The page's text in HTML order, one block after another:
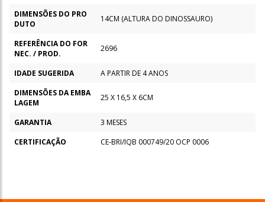
DIMENSÕES DO PRO
DUTO
14CM (ALTURA DO DINOSSAURO)
REFERÊNCIA DO FOR
NEC. / PROD.
2696
IDADE SUGERIDA
A PARTIR DE 4 ANOS
DIMENSÕES DA EMBA
LAGEM
25 X 16,5 X 6CM
GARANTIA
3 MESES
CERTIFICAÇÃO
CE-BRI/IQB 000749/20 OCP 0006